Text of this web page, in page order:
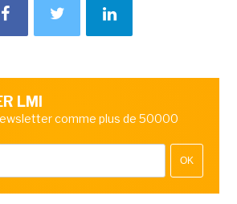
LMI
comme plus de 50000
OK